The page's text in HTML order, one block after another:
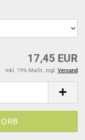
17,45 EUR
inkl. 19% MwSt. zzgl. Versand